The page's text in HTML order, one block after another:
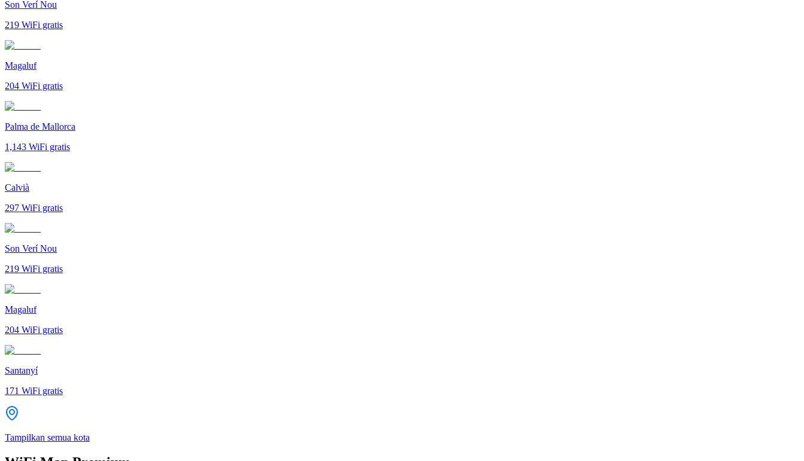
Son Verí Nou
219 WiFi gratis
Magaluf
204 WiFi gratis
Palma de Mallorca
1,143 WiFi gratis
Calvià
297 WiFi gratis
Son Verí Nou
219 WiFi gratis
Magaluf
204 WiFi gratis
Santanyí
171 WiFi gratis
Tampilkan semua kota